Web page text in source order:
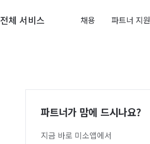
전체 서비스 채용 파트너 지원
파트너가 맘에 드시나요?
지금 바로 미소앱에서